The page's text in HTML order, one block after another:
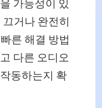
가능성이 있
거나 완전히
른 해결 방법
다른 오디오
동하는지 확